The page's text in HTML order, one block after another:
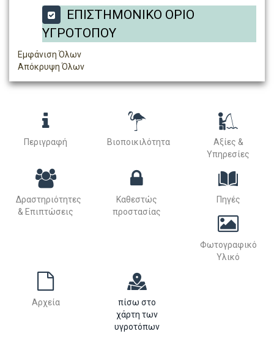
ΕΠΙΣΤΗΜΟΝΙΚΟ ΟΡΙΟ
ΥΓΡΟΤΟΠΟΥ
Εμφάνιση Όλων
Απόκρυψη Όλων
Περιγραφή Βιοποικιλότητα
Αξίες &
Υπηρεσίες
Δραστηριότητες
& Επιπτώσεις
Καθεστώς
προστασίας
Πηγές
Φωτογραφικό
Υλικό
Αρχεία
πίσω στο
χάρτη των
υγροτόπων